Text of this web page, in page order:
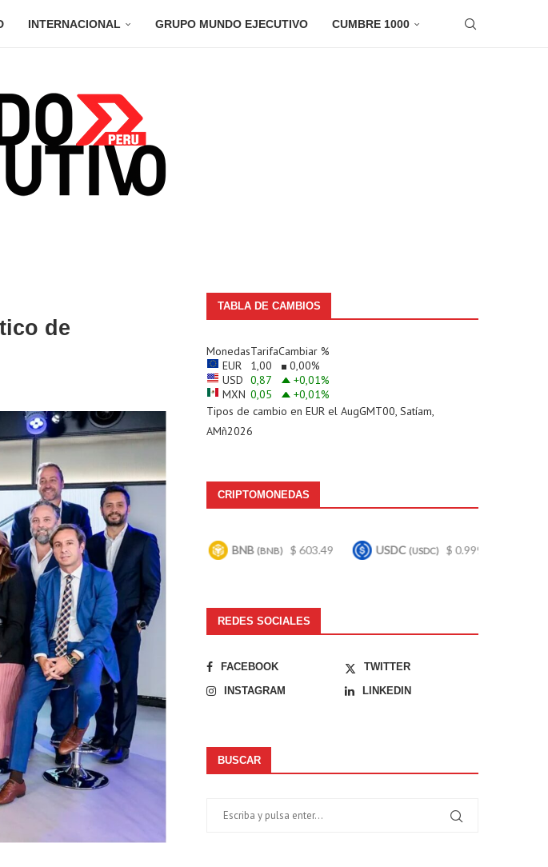
INTERNACIONAL GRUPO MUNDO EJECUTIVO CUMBRE 1000
de
TABLA DE CAMBIOS
MonedasTarifaCambiar %
EUR
1,00 0,00%
USD 0,87 +0,01%
MXN 0,05 +0,01%
Tipos de cambio en EUR el AugGMT00, Satíam,
AMñ2026
CRIPTOMONEDAS
(USDT) $ 0.999304 BNB $ 603.49 USDC(USDC) $ 0.999583 Bitcoin
REDES SOCIALES
FACEBOOK
TWITTER
INSTAGRAM
LINKEDIN
BUSCAR